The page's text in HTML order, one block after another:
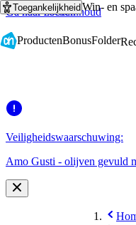
Ga naar hoofdinhoud
Ga naar zoeken
ToegankelijkheidWin- en
ProductenBonusFolder
Veiligheidswaarschuwing:
Amo Gusti - olijven gevuld